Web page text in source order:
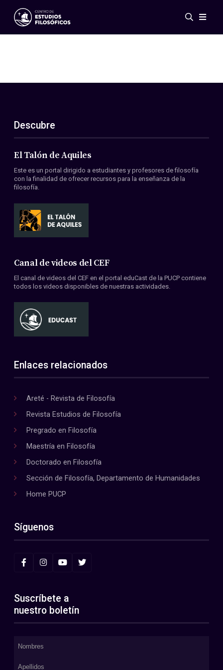
Eventos
ES
EN
Acerca de nosotros
Miembros
Convenios
Descubre
El Talón de Aquiles
Este es un portal dirigido a estudiantes y profesores de filosofía
con la finalidad de ofrecer recursos para la enseñanza de la
filosofía.
Canal de videos del CEF
El canal de videos del CEF en el portal eduCast de la PUCP contiene
todos los videos disponibles de nuestras actividades.
Enlaces relacionados
Areté - Revista de Filosofía
Revista Estudios de Filosofía
Pregrado en Filosofía
Maestría en Filosofía
Doctorado en Filosofía
Sección de Filosofía, Departamento de Humanidades
Home PUCP
Síguenos
Suscríbete a
nuestro boletín